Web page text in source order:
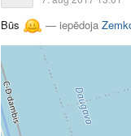
Būs — iepēdoja